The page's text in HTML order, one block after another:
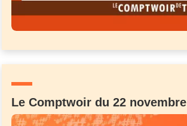
Le Comptwoir du 22 novembre